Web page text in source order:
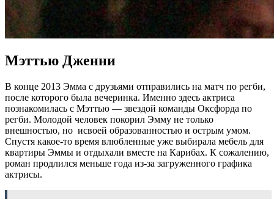
Мэттью Дженни
В конце 2013 Эмма с друзьями отправились на матч по регби,
после которого была вечеринка. Именно здесь актриса
познакомилась с Мэттью — звездой команды Оксфорда по
регби. Молодой человек покорил Эмму не только
внешностью, но исвоей образованностью и острым умом.
Спустя какое-то время влюбленные уже выбирала мебель для
квартиры Эммы и отдыхали вместе на Карибах. К сожалению,
роман продлился меньше года из-за загруженного графика
актрисы.